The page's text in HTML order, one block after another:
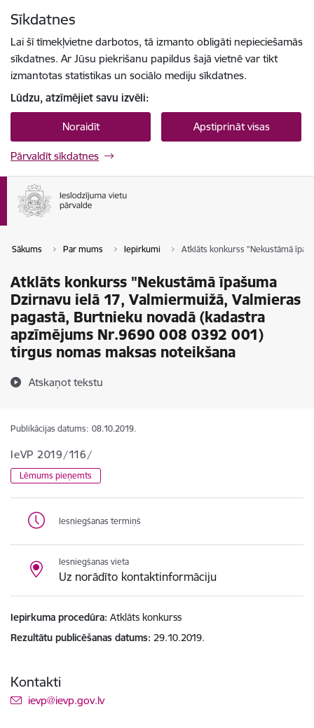
Sīkdatnes
Lai šī tīmekļvietne darbotos, tā izmanto obligāti nepieciešamās
sīkdatnes. Ar Jūsu piekrišanu papildus šajā vietnē var tikt
izmantotas statistikas un sociālo mediju sīkdatnes.
Lūdzu, atzīmējiet savu izvēli:
Noraidīt Apstiprināt visas
Pārvaldīt sīkdatnes
Sākums Par mums Iepirkumi Atklāts konkurss "Nekustāmā
Atklāts konkurss "Nekustāmā īpašuma
Dzirnavu ielā 17, Valmiermuižā, Valmieras
pagastā, Burtnieku novadā (kadastra
apzīmējums Nr.9690 008 0392 001)
tirgus nomas maksas noteikšana
Atskaņot tekstu
Publikācijas datums: 08.10.2019.
IeVP 2019/116/
Lēmums pieņemts
Iesniegšanas termiņš
Iesniegšanas vieta
Uz norādīto kontaktinformāciju
Iepirkuma procedūra Atklāts konkurss
Rezultātu publicēšanas datums 29.10.2019.
Kontakti
E-pasts:
ievp@ievp.gov.lv